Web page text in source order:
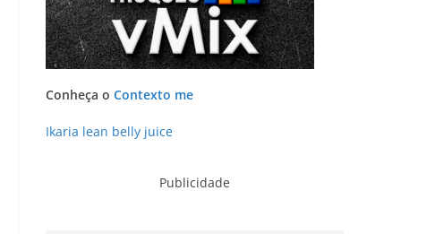
Conheça o Contexto me
Ikaria lean belly juice
Publicidade